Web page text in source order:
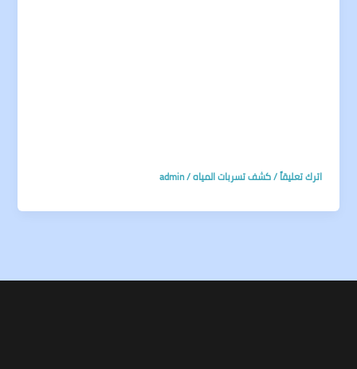
اترك تعليقاً/كشف تسربات المياه/
admin